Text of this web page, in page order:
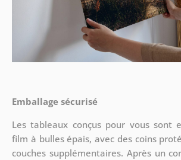
Emballage sécurisé
Les tableaux conçus pour vous sont
film à bulles épais, avec des coins
couches supplémentaires. Après un